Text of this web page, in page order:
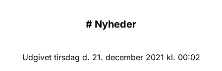
# Nyheder
Udgivet tirsdag d. 21. december 2021 kl. 00:02